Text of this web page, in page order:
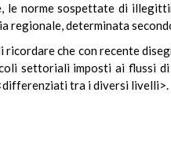
le norme sospettate di
regionale, determinata
ricordare che con recente
settoriali imposti ai flussi
tra i diversi livelli>.